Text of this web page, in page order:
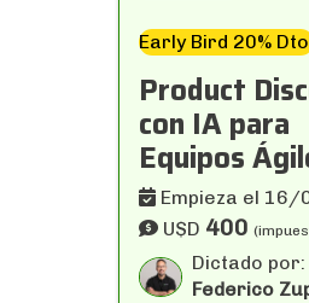
Early Bird 20%
Product
con IA para
Equipos
Empieza el 16/
U$D 400
Dictado por:
Federico